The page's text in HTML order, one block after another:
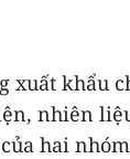
xuất khẩu
nhiên
hai